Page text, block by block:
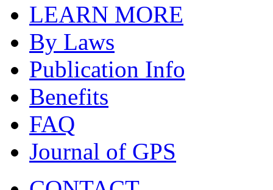
LEARN MORE
By Laws
Publication Info
Benefits
FAQ
Journal of GPS